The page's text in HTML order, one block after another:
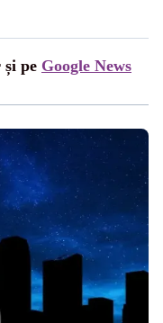
pe Google News